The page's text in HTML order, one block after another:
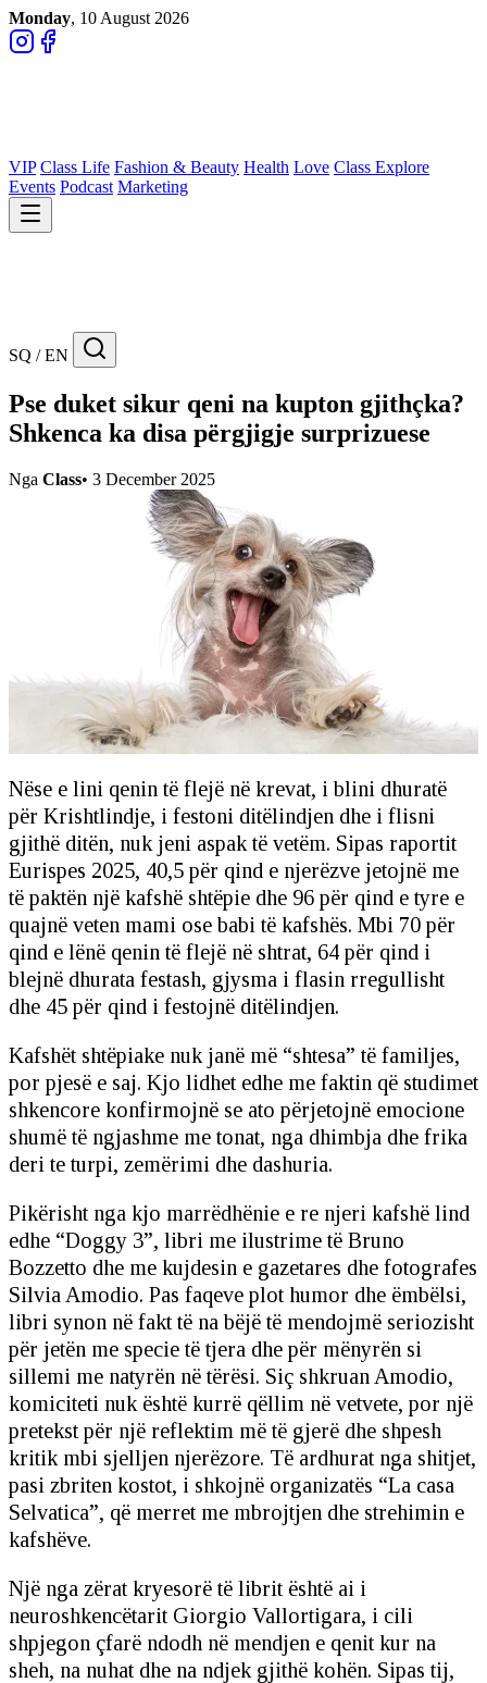
Monday, 10 August 2026
VIP Class Life Fashion & Beauty Health Love Class Explore
Events Podcast Marketing
SQ / EN
Pse duket sikur qeni na kupton gjithçka?
Shkenca ka disa përgjigje surprizuese
Nga Class• 3 December 2025
Nëse e lini qenin të flejë në krevat, i blini dhuratë
për Krishtlindje, i festoni ditëlindjen dhe i flisni
gjithë ditën, nuk jeni aspak të vetëm. Sipas raportit
Eurispes 2025, 40,5 për qind e njerëzve jetojnë me
të paktën një kafshë shtëpie dhe 96 për qind e tyre e
quajnë veten mami ose babi të kafshës. Mbi 70 për
qind e lënë qenin të flejë në shtrat, 64 për qind i
blejnë dhurata festash, gjysma i flasin rregullisht
dhe 45 për qind i festojnë ditëlindjen.
Kafshët shtëpiake nuk janë më “shtesa” të familjes,
por pjesë e saj. Kjo lidhet edhe me faktin që studimet
shkencore konfirmojnë se ato përjetojnë emocione
shumë të ngjashme me tonat, nga dhimbja dhe frika
deri te turpi, zemërimi dhe dashuria.
Pikërisht nga kjo marrëdhënie e re njeri kafshë lind
edhe “Doggy 3”, libri me ilustrime të Bruno
Bozzetto dhe me kujdesin e gazetares dhe fotografes
Silvia Amodio. Pas faqeve plot humor dhe ëmbëlsi,
libri synon në fakt të na bëjë të mendojmë seriozisht
për jetën me specie të tjera dhe për mënyrën si
sillemi me natyrën në tërësi. Siç shkruan Amodio,
komiciteti nuk është kurrë qëllim në vetvete, por një
pretekst për një reflektim më të gjerë dhe shpesh
kritik mbi sjelljen njerëzore. Të ardhurat nga shitjet,
pasi zbriten kostot, i shkojnë organizatës “La casa
Selvatica”, që merret me mbrojtjen dhe strehimin e
kafshëve.
Një nga zërat kryesorë të librit është ai i
neuroshkencëtarit Giorgio Vallortigara, i cili
shpjegon çfarë ndodh në mendjen e qenit kur na
sheh, na nuhat dhe na ndjek gjithë kohën. Sipas tij,